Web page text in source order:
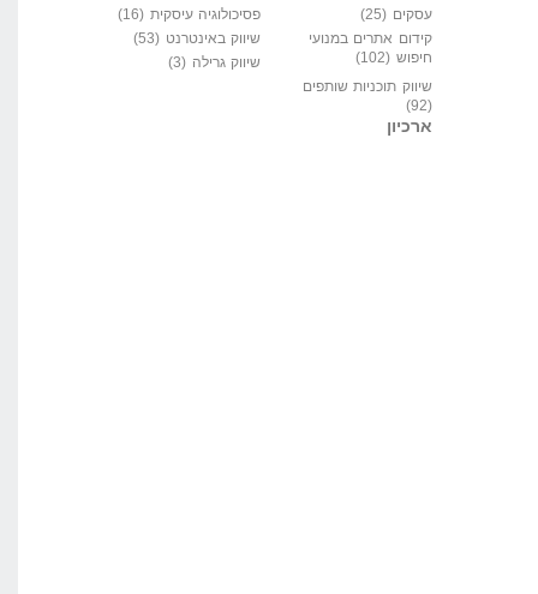
עסקים (25) פסיכולוגיה עיסקית (16)
קידום אתרים במנועי
חיפוש (102)
שיווק באינטרנט (53)
שיווק גרילה (3)
שיווק תוכניות שותפים
(92)
ארכיון